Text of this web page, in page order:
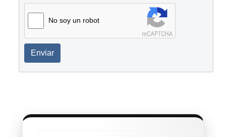
No soy un robot
Enviar